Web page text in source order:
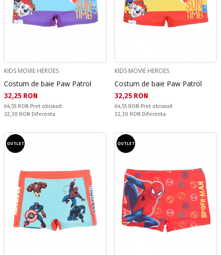
KIDS MOVIE HEROES
Costum de baie Paw Patrol
Текуща цена:
32,25 RON
Pret obisnuit:
64,55 RON Pret obisnuit
Спестявате:
32,30 RON Diferenta
KIDS MOVIE HEROES
Costum de baie Paw Patrol
Текуща цена:
32,25 RON
Pret obisnuit:
64,55 RON Pret obisnuit
Спестявате:
32,30 RON Diferenta
OUTLET OUTLET